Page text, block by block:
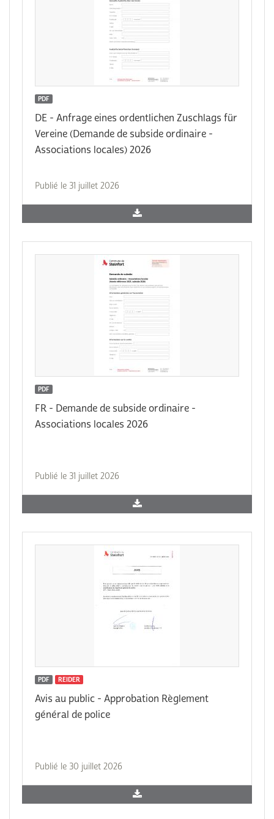
PDF
DE - Anfrage eines ordentlichen Zuschlags für
Vereine (Demande de subside ordinaire -
Associations locales) 2026
Publié le 31 juillet 2026
PDF
FR - Demande de subside ordinaire -
Associations locales 2026
Publié le 31 juillet 2026
PDF REIDER
Avis au public - Approbation Règlement
général de police
Publié le 30 juillet 2026